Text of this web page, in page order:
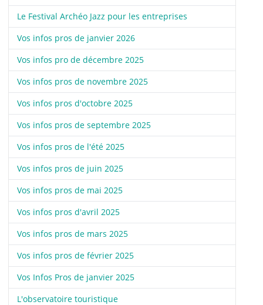
Le Festival Archéo Jazz pour les entreprises
Vos infos pros de janvier 2026
Vos infos pro de décembre 2025
Vos infos pros de novembre 2025
Vos infos pros d'octobre 2025
Vos infos pros de septembre 2025
Vos infos pros de l'été 2025
Vos infos pros de juin 2025
Vos infos pros de mai 2025
Vos infos pros d'avril 2025
Vos infos pros de mars 2025
Vos infos pros de février 2025
Vos Infos Pros de janvier 2025
L'observatoire touristique